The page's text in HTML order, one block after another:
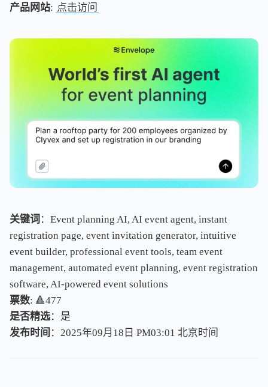
产品网站: 点击访问
关键词 ：Event planning AI, AI event agent, instant
registration page, event invitation generator, intuitive
event builder, professional event tools, team event
management, automated event planning, event registration
software, AI-powered event solutions
票数: 🔺477
是否精选：是
发布时间 ：2025年09月18日 PM03:01 北京时间
北京时间